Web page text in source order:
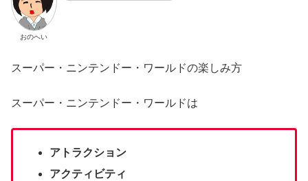
おのへい
スーパー・ニンテンドー・ワールドの楽しみ方
スーパー・ニンテンドー・ワールドは
アトラクション
アクティビティ